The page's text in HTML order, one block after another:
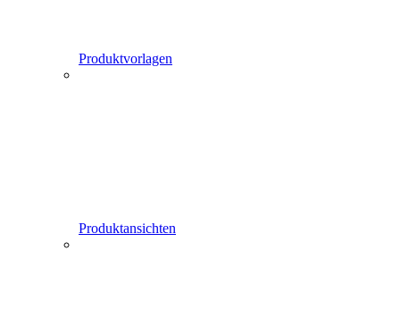
Produktvorlagen
Produktansichten